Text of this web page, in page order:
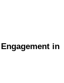
in